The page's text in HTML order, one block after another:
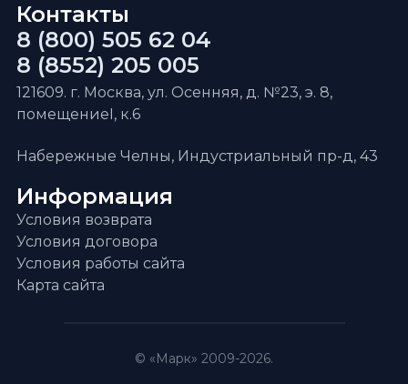
Информация
Условия возврата
Условия договора
Условия работы сайта
Карта сайта
Контакты
8 (800) 505 62 04
8 (8552) 205 005
121609. г. Москва, ул. Осенняя, д. №23, э. 8,
помещениеI, к.6
Набережные Челны, Индустриальный пр-д, 43
© «Марк» 2009-2026.